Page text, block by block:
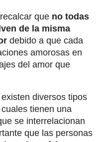
que no todas
de la misma
debido a que cada
amorosas en
del amor que
diversos tipos
tienen una
se interrelacionan
que las personas